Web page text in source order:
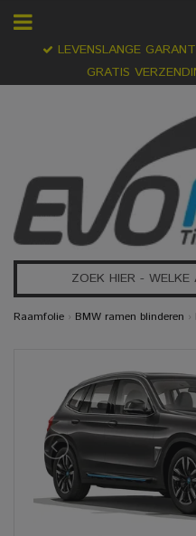
GRATIS
LEVENSLANGE
Raamfolie › BMW ramen blinderen ›